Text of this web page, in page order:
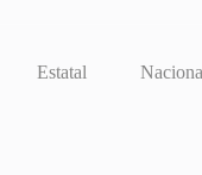
Estatal